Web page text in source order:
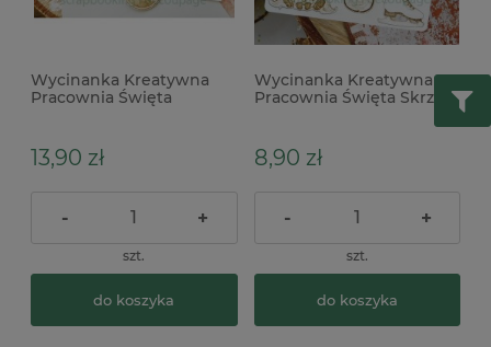
Wycinanka Kreatywna
Pracownia Święta
13,90 zł
- +
szt.
do koszyka
Wycinanka Kreatywna
Pracownia Święta Skrzaty
8,90 zł
- +
szt.
do koszyka